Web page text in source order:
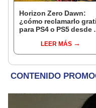
Horizon Zero Dawn:
¿cómo reclamarlo
para PS4 o PS5 desde
LEER MÁS